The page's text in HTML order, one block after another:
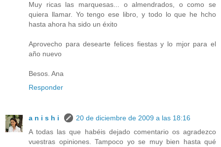
Muy ricas las marquesas... o almendrados, o como se
quiera llamar. Yo tengo ese libro, y todo lo que he hcho
hasta ahora ha sido un éxito
Aprovecho para desearte felices fiestas y lo mjor para el
año nuevo
Besos. Ana
Responder
a n i s h i
20 de diciembre de 2009 a las 18:16
A todas las que habéis dejado comentario os agradezco
vuestras opiniones. Tampoco yo se muy bien hasta qué